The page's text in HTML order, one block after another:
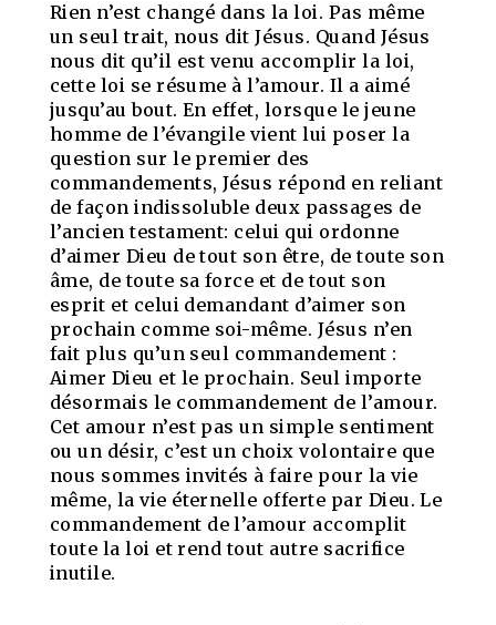
Rien n’est changé dans la loi. Pas même
un seul trait, nous dit Jésus. Quand Jésus
nous dit qu’il est venu accomplir la loi,
cette loi se résume à l’amour. Il a aimé
jusqu’au bout. En effet, lorsque le jeune
homme de l’évangile vient lui poser la
question sur le premier des
commandements, Jésus répond en reliant
de façon indissoluble deux passages de
l’ancien testament: celui qui ordonne
d’aimer Dieu de tout son être, de toute son
âme, de toute sa force et de tout son
esprit et celui demandant d’aimer son
prochain comme soi-même. Jésus n’en
fait plus qu’un seul commandement :
Aimer Dieu et le prochain. Seul importe
désormais le commandement de l’amour.
Cet amour n’est pas un simple sentiment
ou un désir, c’est un choix volontaire que
nous sommes invités à faire pour la vie
même, la vie éternelle offerte par Dieu. Le
commandement de l’amour accomplit
toute la loi et rend tout autre sacrifice
inutile.